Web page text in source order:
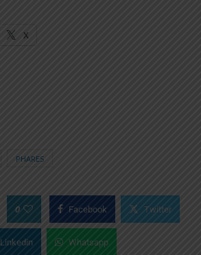
X
PHARES
0 Facebook Twitter
Linkedin Whatsapp